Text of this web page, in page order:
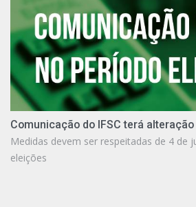
Comunicação do IFSC terá
Medidas devem ser respeitadas de 4 de
eleições